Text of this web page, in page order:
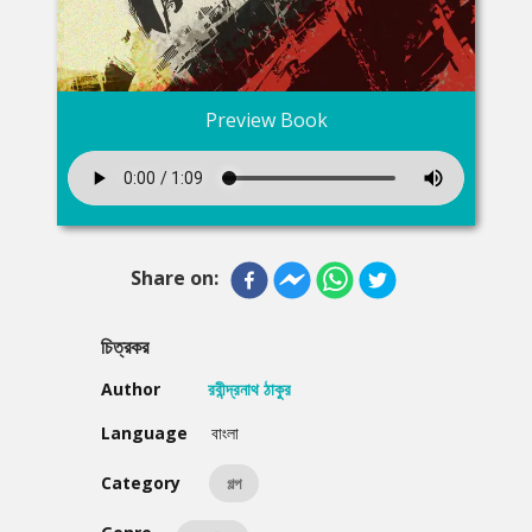
Preview Book
Share on:
চিত্রকর
Author
রবীন্দ্রনাথ ঠাকুর
Language
বাংলা
Category গল্প